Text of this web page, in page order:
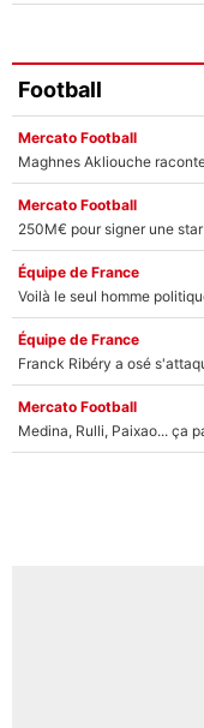
Football
Mercato Football
Mercato Football
Équipe de France
Équipe de France
Mercato Football